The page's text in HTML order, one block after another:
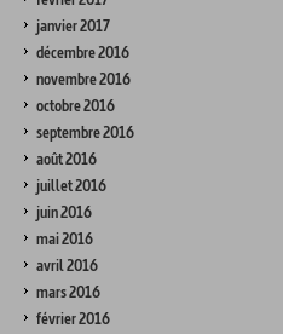
janvier 2017
décembre 2016
novembre 2016
octobre 2016
septembre 2016
août 2016
juillet 2016
juin 2016
mai 2016
avril 2016
mars 2016
février 2016